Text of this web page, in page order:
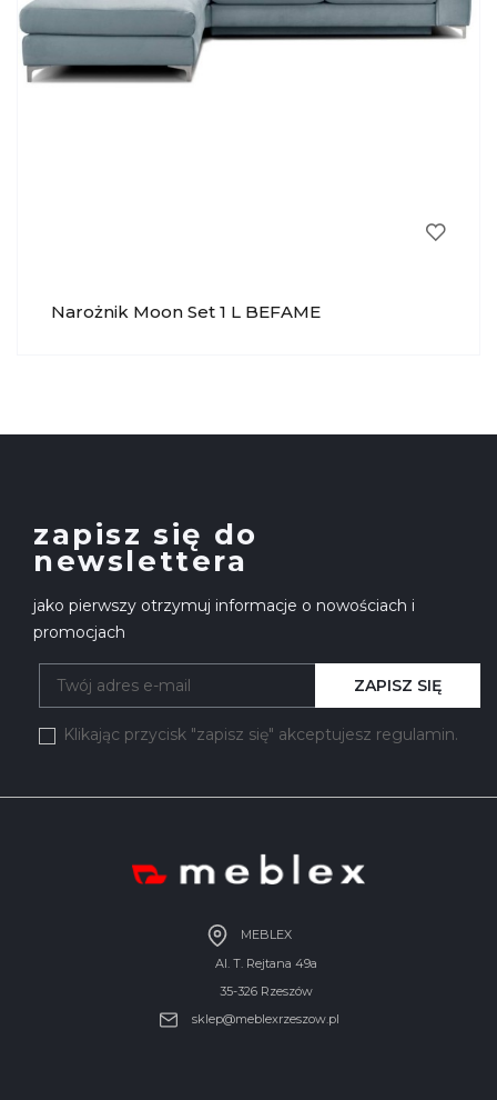
Narożnik Moon Set 1 L BEFAME
zapisz się do
newslettera
jako pierwszy otrzymuj informacje o nowościach i
promocjach
Klikając przycisk "zapisz się" akceptujesz regulamin.
ZAPISZ SIĘ
MEBLEX
Al. T. Rejtana 49a
35-326 Rzeszów
sklep@meblexrzeszow.pl